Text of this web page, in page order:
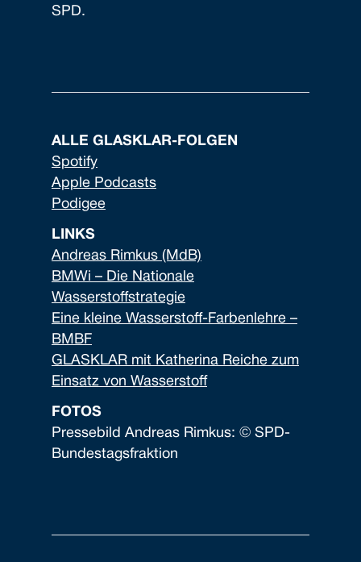
SPD.
ALLE GLASKLAR-FOLGEN
Spotify
Apple Podcasts
Podigee
LINKS
Andreas Rimkus (MdB)
BMWi – Die Nationale
Wasserstoffstrategie
Eine kleine Wasserstoff-Farbenlehre –
BMBF
GLASKLAR mit Katherina Reiche zum
Einsatz von Wasserstoff
FOTOS
Pressebild Andreas Rimkus: © SPD-
Bundestagsfraktion